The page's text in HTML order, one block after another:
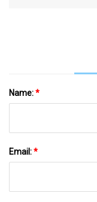
Name:*
Email:*